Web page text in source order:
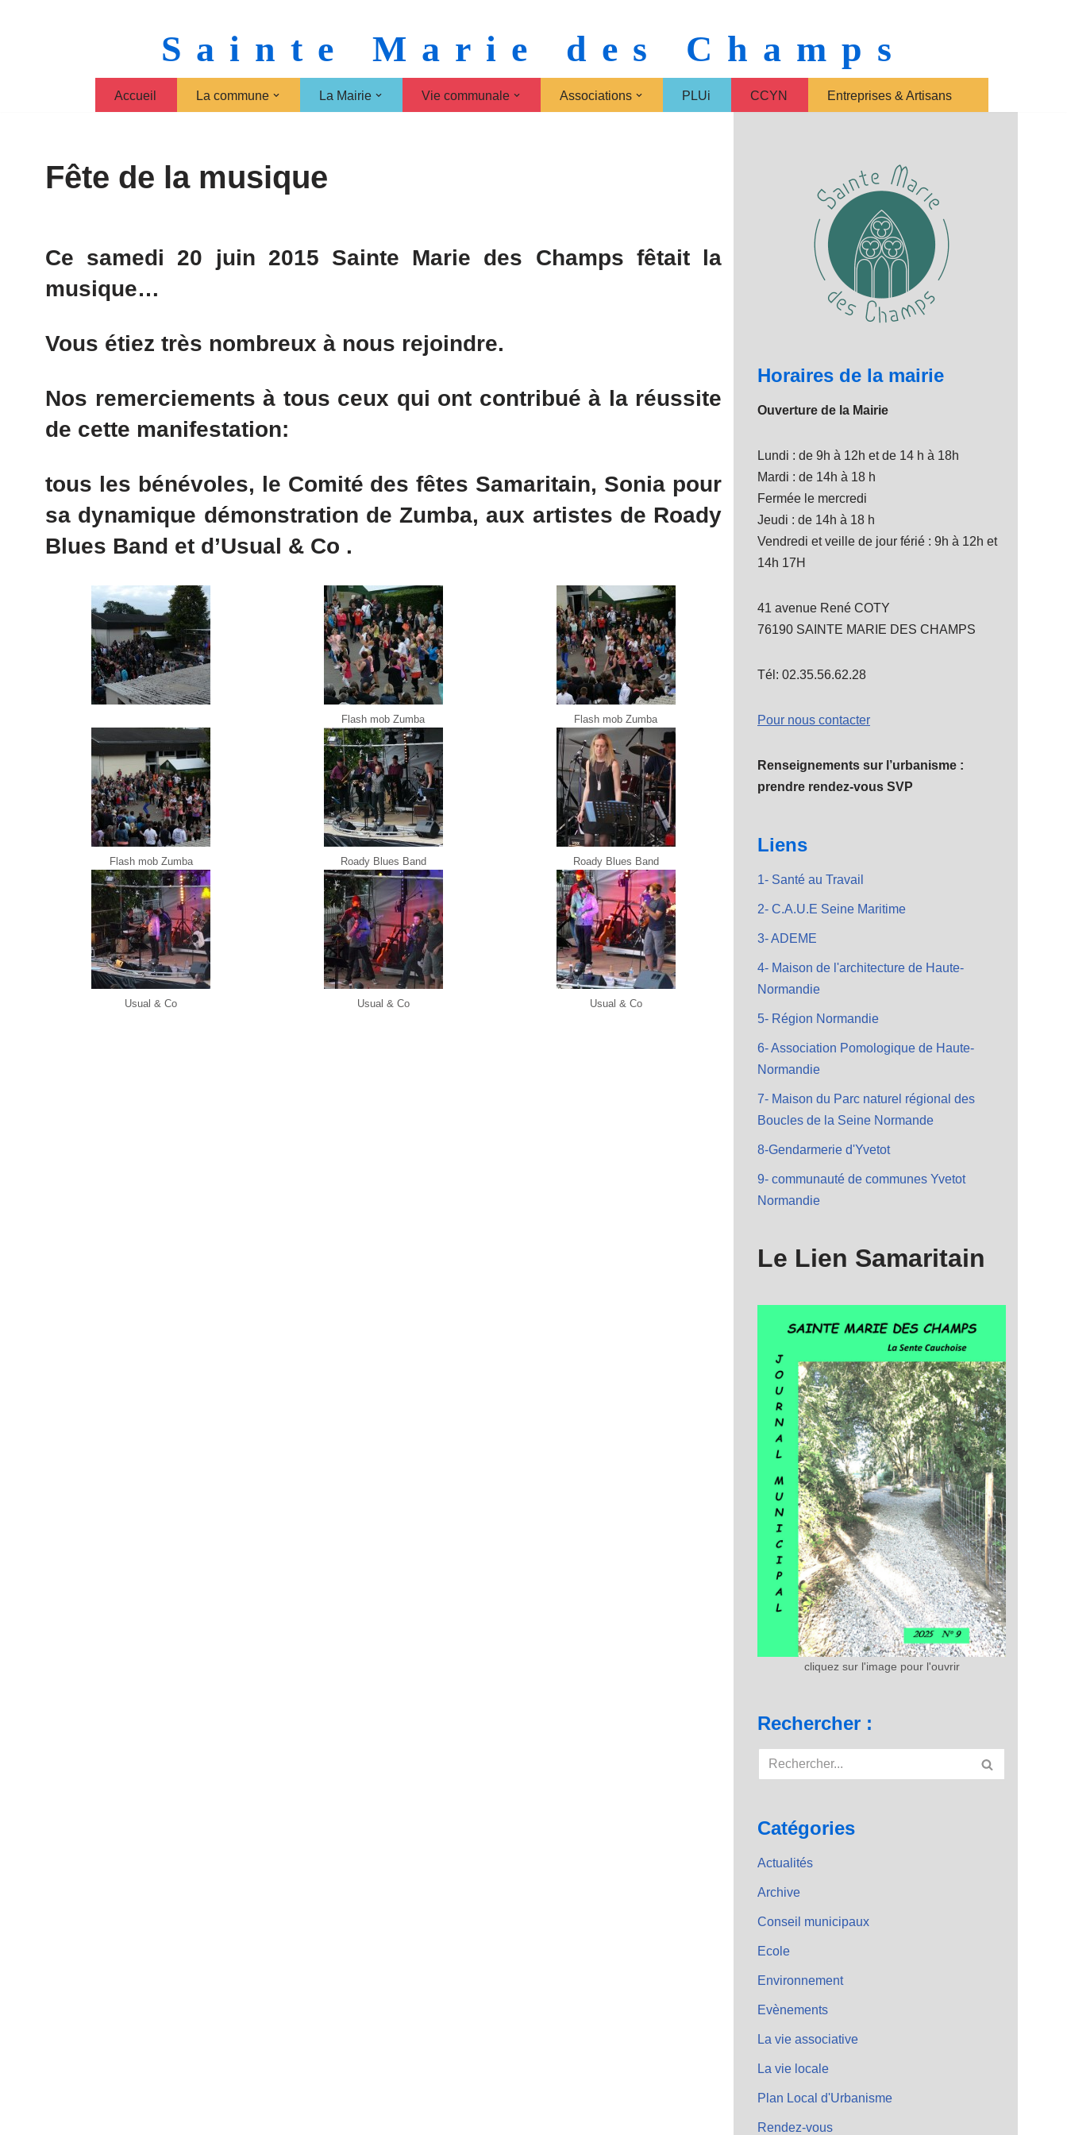
Sainte Marie des Champs
Accueil La commune La Mairie Vie communale Associations PLUi CCYN Entreprises & Artisans
Fête de la musique
Ce samedi 20 juin 2015 Sainte Marie des Champs fêtait la
musique…
Vous étiez très nombreux à nous rejoindre.
Nos remerciements à tous ceux qui ont contribué à la réussite
de cette manifestation:
tous les bénévoles, le Comité des fêtes Samaritain, Sonia pour
sa dynamique démonstration de Zumba, aux artistes de Roady
Blues Band et d’Usual & Co .
Flash mob Zumba Flash mob Zumba
Flash mob Zumba Roady Blues Band Roady Blues Band
Usual & Co Usual & Co Usual & Co
Horaires de la mairie
Ouverture de la Mairie
Lundi : de 9h à 12h et de 14 h à 18h
Mardi : de 14h à 18 h
Fermée le mercredi
Jeudi : de 14h à 18 h
Vendredi et veille de jour férié : 9h à 12h et
14h 17H
41 avenue René COTY
76190 SAINTE MARIE DES CHAMPS
Tél: 02.35.56.62.28
Pour nous contacter
Renseignements sur l’urbanisme :
prendre rendez-vous SVP
Liens
1- Santé au Travail
2- C.A.U.E Seine Maritime
3- ADEME
4- Maison de l'architecture de Haute-
Normandie
5- Région Normandie
6- Association Pomologique de Haute-
Normandie
7- Maison du Parc naturel régional des
Boucles de la Seine Normande
8-Gendarmerie d'Yvetot
9- communauté de communes Yvetot
Normandie
Le Lien Samaritain
cliquez sur l'image pour l'ouvrir
Rechercher :
Catégories
Actualités
Archive
Conseil municipaux
Ecole
Environnement
Evènements
La vie associative
La vie locale
Plan Local d'Urbanisme
Rendez-vous